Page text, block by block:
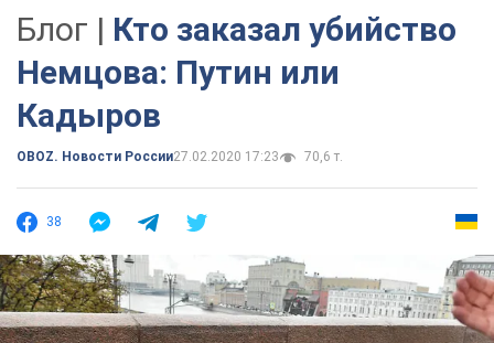
Блог | Кто заказал убийство
Немцова: Путин или
Кадыров
OBOZ. Новости России27.02.2020 17:23 70,6 т.
38